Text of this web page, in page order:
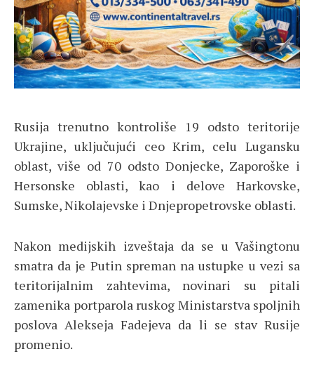
Rusija trenutno kontroliše 19 odsto teritorije
Ukrajine, uključujući ceo Krim, celu Lugansku
oblast, više od 70 odsto Donjecke, Zaporoške i
Hersonske oblasti, kao i delove Harkovske,
Sumske, Nikolajevske i Dnjepropetrovske oblasti.
Nakon medijskih izveštaja da se u Vašingtonu
smatra da je Putin spreman na ustupke u vezi sa
teritorijalnim zahtevima, novinari su pitali
zamenika portparola ruskog Ministarstva spoljnih
poslova Alekseja Fadejeva da li se stav Rusije
promenio.